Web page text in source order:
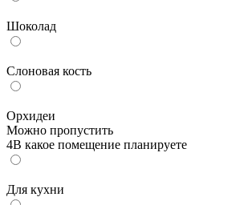
Шоколад
Слоновая кость
Орхидеи
Можно пропустить
4В какое помещение планируете
Для кухни